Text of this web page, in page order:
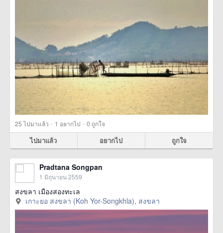
25ไปมาแล้ว · 1 อยากไป · 0 ถูกใจ
ไปมาแล้ว อยากไป ถูกใจ
Pradtana Songpan
1 มิถุนายน 2559
สงขลา เมืองสองทะเล
เกาะยอ สงขลา (Koh Yor-Songkhla), สงขลา